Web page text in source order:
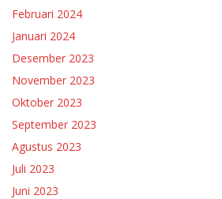
Februari 2024
Januari 2024
Desember 2023
November 2023
Oktober 2023
September 2023
Agustus 2023
Juli 2023
Juni 2023